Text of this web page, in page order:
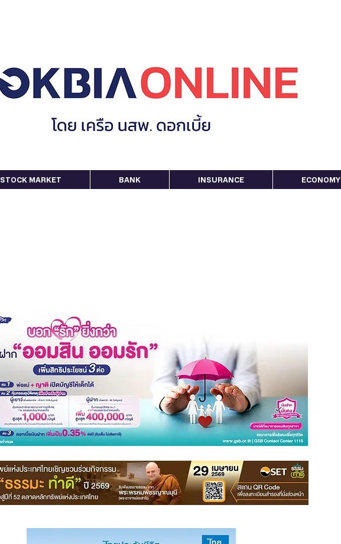
STOCK MARKET BANK INSURANCE ECONOMY